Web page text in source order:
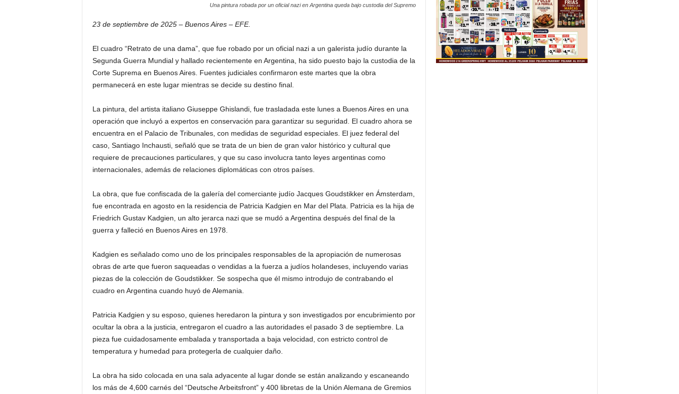
Una pintura robada por un oficial nazi en Argentina queda bajo custodia del Supremo
23 de septiembre de 2025 – Buenos Aires – EFE.
El cuadro “Retrato de una dama”, que fue robado por un oficial nazi a un galerista judío durante la
Segunda Guerra Mundial y hallado recientemente en Argentina, ha sido puesto bajo la custodia de la
Corte Suprema en Buenos Aires. Fuentes judiciales confirmaron este martes que la obra
permanecerá en este lugar mientras se decide su destino final.
La pintura, del artista italiano Giuseppe Ghislandi, fue trasladada este lunes a Buenos Aires en una
operación que incluyó a expertos en conservación para garantizar su seguridad. El cuadro ahora se
encuentra en el Palacio de Tribunales, con medidas de seguridad especiales. El juez federal del
caso, Santiago Inchausti, señaló que se trata de un bien de gran valor histórico y cultural que
requiere de precauciones particulares, y que su caso involucra tanto leyes argentinas como
internacionales, además de relaciones diplomáticas con otros países.
La obra, que fue confiscada de la galería del comerciante judío Jacques Goudstikker en Ámsterdam,
fue encontrada en agosto en la residencia de Patricia Kadgien en Mar del Plata. Patricia es la hija de
Friedrich Gustav Kadgien, un alto jerarca nazi que se mudó a Argentina después del final de la
guerra y falleció en Buenos Aires en 1978.
Kadgien es señalado como uno de los principales responsables de la apropiación de numerosas
obras de arte que fueron saqueadas o vendidas a la fuerza a judíos holandeses, incluyendo varias
piezas de la colección de Goudstikker. Se sospecha que él mismo introdujo de contrabando el
cuadro en Argentina cuando huyó de Alemania.
Patricia Kadgien y su esposo, quienes heredaron la pintura y son investigados por encubrimiento por
ocultar la obra a la justicia, entregaron el cuadro a las autoridades el pasado 3 de septiembre. La
pieza fue cuidadosamente embalada y transportada a baja velocidad, con estricto control de
temperatura y humedad para protegerla de cualquier daño.
La obra ha sido colocada en una sala adyacente al lugar donde se están analizando y escaneando
los más de 4,600 carnés del “Deutsche Arbeitsfront” y 400 libretas de la Unión Alemana de Gremios